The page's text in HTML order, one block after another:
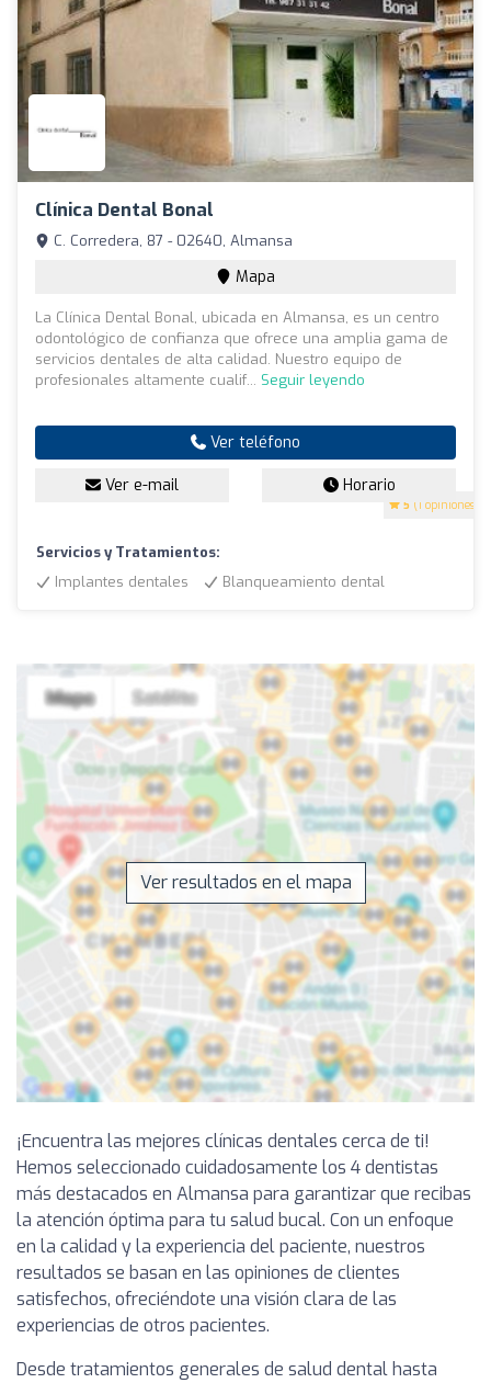
Clínica Dental Bonal
5 (1 opiniones)
C. Corredera, 87 - 02640, Almansa
Mapa
La Clínica Dental Bonal, ubicada en Almansa, es un centro
odontológico de confianza que ofrece una amplia gama de
servicios dentales de alta calidad. Nuestro equipo de
profesionales altamente cualif... Seguir leyendo
Ver teléfono
Ver e-mail Horario
Servicios y Tratamientos:
Implantes dentales
Blanqueamiento dental
Ver resultados en el mapa
¡Encuentra las mejores clínicas dentales cerca de ti!
Hemos seleccionado cuidadosamente los 4 dentistas
más destacados en Almansa para garantizar que recibas
la atención óptima para tu salud bucal. Con un enfoque
en la calidad y la experiencia del paciente, nuestros
resultados se basan en las opiniones de clientes
satisfechos, ofreciéndote una visión clara de las
experiencias de otros pacientes.
Desde tratamientos generales de salud dental hasta